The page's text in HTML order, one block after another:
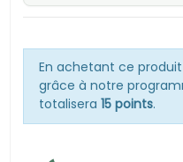
En achetant ce
grâce à notre
totalisera 15 points.